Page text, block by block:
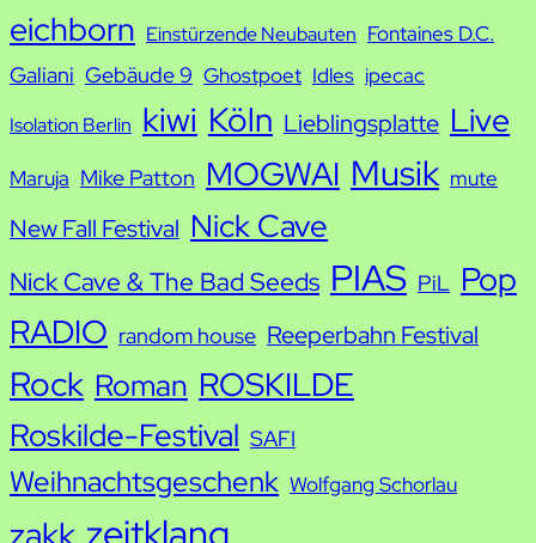
eichborn Einstürzende Neubauten Fontaines D.C.
Galiani Gebäude 9 Ghostpoet Idles ipecac
Isolation Berlin kiwi Köln Lieblingsplatte Live
Maruja Mike Patton MOGWAI Musik mute
New Fall Festival Nick Cave
Nick Cave & The Bad Seeds PIAS PiL Pop
RADIO random house Reeperbahn Festival
Rock Roman ROSKILDE
Roskilde-Festival SAFI
Weihnachtsgeschenk Wolfgang Schorlau
zeitklang